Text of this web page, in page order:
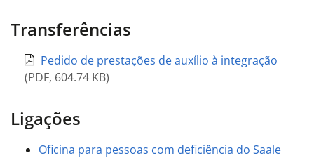
Transferências
Pedido de prestações de auxílio à integração
(PDF, 604.74 KB)
Ligações
Oficina para pessoas com deficiência do Saale